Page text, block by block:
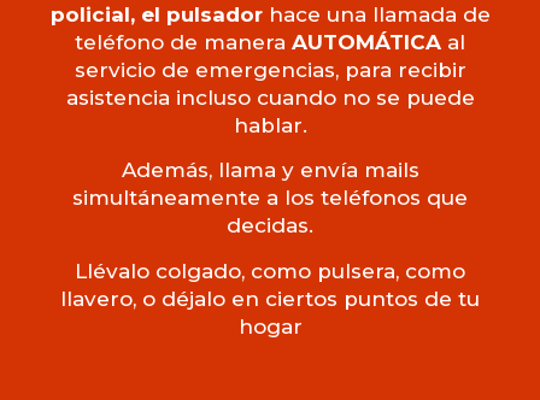
policial, el pulsador hace una llamada de
teléfono de manera AUTOMÁTICA al
servicio de emergencias, para recibir
asistencia incluso cuando no se puede
hablar.
Además, llama y envía mails
simultáneamente a los teléfonos que
decidas.
Llévalo colgado, como pulsera, como
llavero, o déjalo en ciertos puntos de tu
hogar